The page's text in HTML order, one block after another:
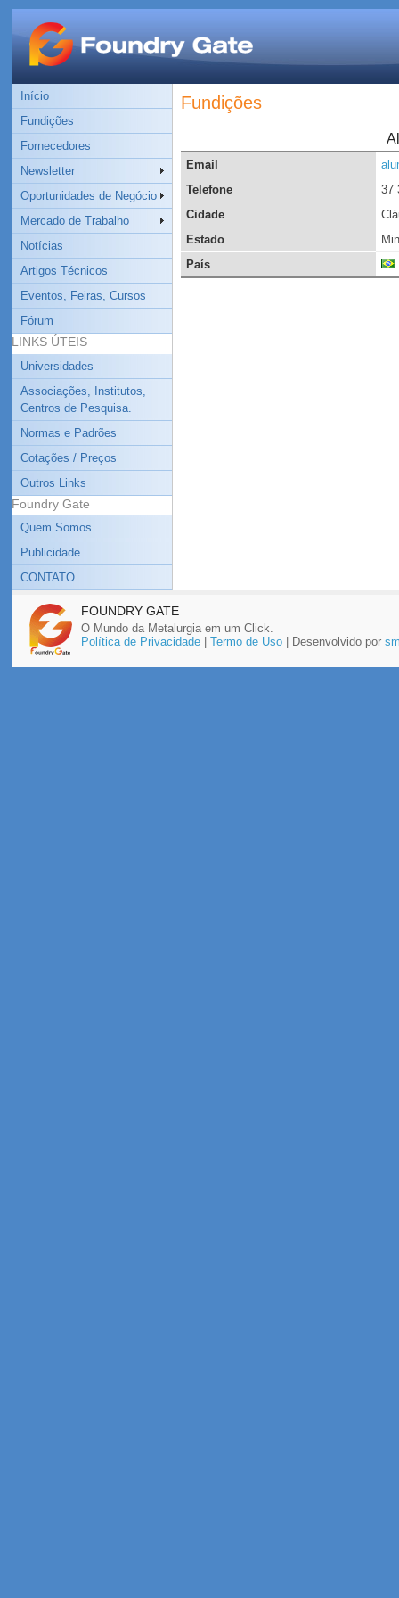
Início
Fundições
Fornecedores
Newsletter
Oportunidades de Negócio
Mercado de Trabalho
Notícias
Artigos Técnicos
Eventos, Feiras, Cursos
Fórum
LINKS ÚTEIS
Universidades
Associações, Institutos,
Centros de Pesquisa.
Normas e Padrões
Cotações / Preços
Outros Links
Foundry Gate
Quem Somos
Publicidade
CONTATO
Fundições
Email
Telefone
37
Cidade
Estado
País
FOUNDRY GATE
O Mundo da Metalurgia em um Click.
Política de Privacidade| Termo de Uso| Desenvolvido por